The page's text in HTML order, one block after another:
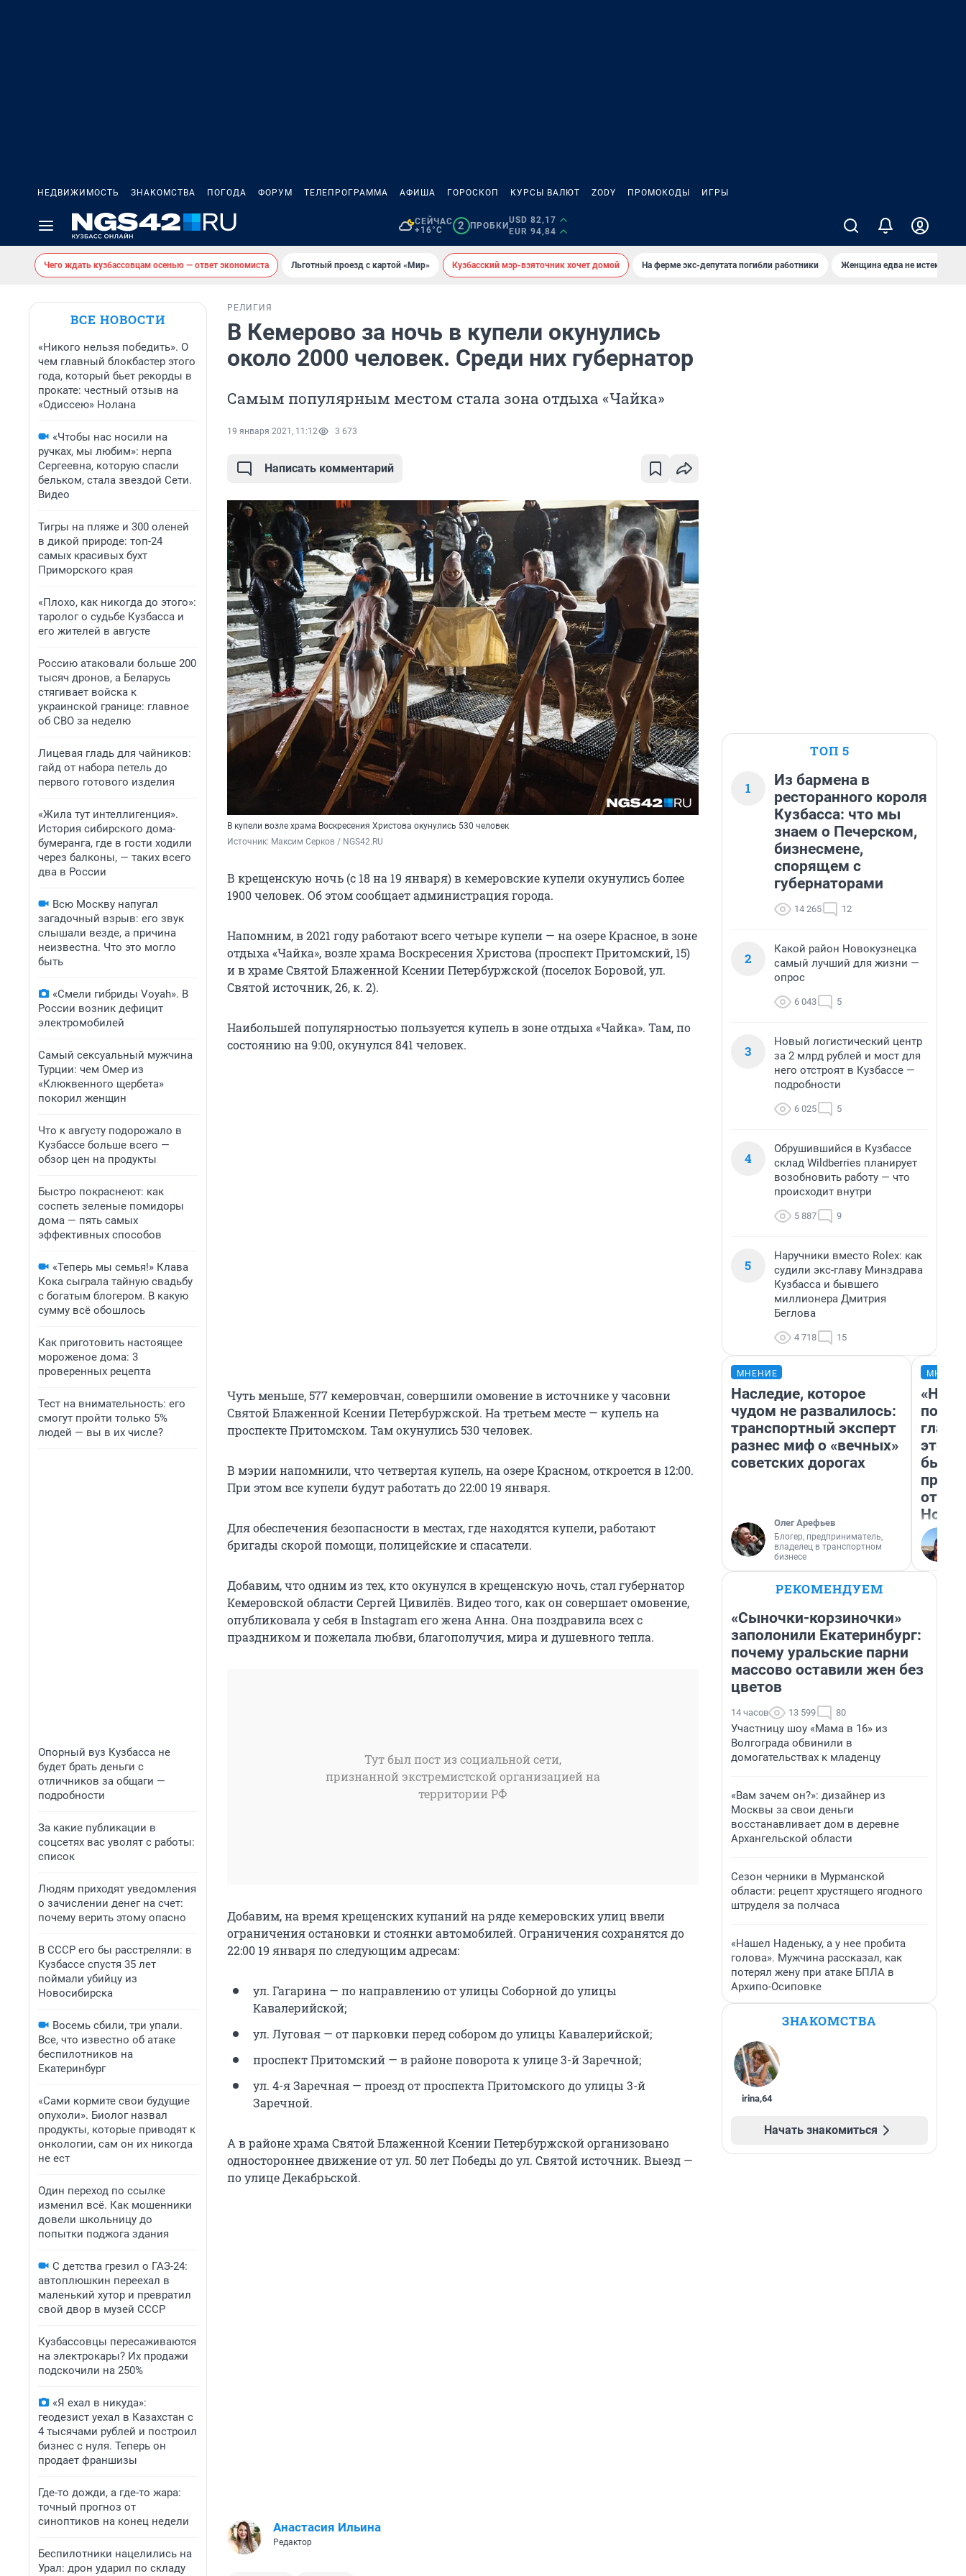
НЕДВИЖИМОСТЬ ЗНАКОМСТВА ПОГОДА ФОРУМ ТЕЛЕПРОГРАММА АФИША ГОРОСКОП КУРСЫ ВАЛЮТ ZODY ПРОМОКОДЫ ИГРЫ
СЕЙЧАС
+16°C
2 ПРОБКИ
USD 82,17
EUR 94,84
Чего ждать кузбассовцам осенью — ответ экономиста Льготный проезд с картой «Мир» Кузбасский мэр-взяточник хочет домой На ферме экс-депутата погибли работники Женщина едва не истекла
ВСЕ НОВОСТИ
«Никого нельзя победить». О
чем главный блокбастер этого
года, который бьет рекорды в
прокате: честный отзыв на
«Одиссею» Нолана
«Чтобы нас носили на
ручках, мы любим»: нерпа
Сергеевна, которую спасли
бельком, стала звездой Сети.
Видео
Тигры на пляже и 300 оленей
в дикой природе: топ-24
самых красивых бухт
Приморского края
«Плохо, как никогда до этого»:
таролог о судьбе Кузбасса и
его жителей в августе
Россию атаковали больше 200
тысяч дронов, а Беларусь
стягивает войска к
украинской границе: главное
об СВО за неделю
Лицевая гладь для чайников:
гайд от набора петель до
первого готового изделия
«Жила тут интеллигенция».
История сибирского дома-
бумеранга, где в гости ходили
через балконы, — таких всего
два в России
Всю Москву напугал
загадочный взрыв: его звук
слышали везде, а причина
неизвестна. Что это могло
быть
«Смели гибриды Voyah». В
России возник дефицит
электромобилей
Самый сексуальный мужчина
Турции: чем Омер из
«Клюквенного щербета»
покорил женщин
Что к августу подорожало в
Кузбассе больше всего —
обзор цен на продукты
Быстро покраснеют: как
соспеть зеленые помидоры
дома — пять самых
эффективных способов
«Теперь мы семья!» Клава
Кока сыграла тайную свадьбу
с богатым блогером. В какую
сумму всё обошлось
Как приготовить настоящее
мороженое дома: 3
проверенных рецепта
Тест на внимательность: его
смогут пройти только 5%
людей — вы в их числе?
Опорный вуз Кузбасса не
будет брать деньги с
отличников за общаги —
подробности
За какие публикации в
соцсетях вас уволят с работы:
список
Людям приходят уведомления
о зачислении денег на счет:
почему верить этому опасно
В СССР его бы расстреляли: в
Кузбассе спустя 35 лет
поймали убийцу из
Новосибирска
Восемь сбили, три упали.
Все, что известно об атаке
беспилотников на
Екатеринбург
«Сами кормите свои будущие
опухоли». Биолог назвал
продукты, которые приводят к
онкологии, сам он их никогда
не ест
Один переход по ссылке
изменил всё. Как мошенники
довели школьницу до
попытки поджога здания
С детства грезил о ГАЗ-24:
автоплюшкин переехал в
маленький хутор и превратил
свой двор в музей СССР
Кузбассовцы пересаживаются
на электрокары? Их продажи
подскочили на 250%
«Я ехал в никуда»:
геодезист уехал в Казахстан с
4 тысячами рублей и построил
бизнес с нуля. Теперь он
продает франшизы
Где-то дожди, а где-то жара:
точный прогноз от
синоптиков на конец недели
Беспилотники нацелились на
Урал: дрон ударил по складу
РЕЛИГИЯ
В Кемерово за ночь в купели окунулись
около 2000 человек. Среди них губернатор
Самым популярным местом стала зона отдыха «Чайка»
19 января 2021, 11:12 3 673
Написать комментарий
В купели возле храма Воскресения Христова окунулись 530 человек
Источник: Максим Серков / NGS42.RU
В крещенскую ночь (с 18 на 19 января) в кемеровские купели окунулись более
1900 человек. Об этом сообщает администрация города.
Напомним, в 2021 году работают всего четыре купели — на озере Красное, в зоне
отдыха «Чайка», возле храма Воскресения Христова (проспект Притомский, 15)
и в храме Святой Блаженной Ксении Петербуржской (поселок Боровой, ул.
Святой источник, 26, к. 2).
Наибольшей популярностью пользуется купель в зоне отдыха «Чайка». Там, по
состоянию на 9:00, окунулся 841 человек.
Чуть меньше, 577 кемеровчан, совершили омовение в источнике у часовни
Святой Блаженной Ксении Петербуржской. На третьем месте — купель на
проспекте Притомском. Там окунулись 530 человек.
В мэрии напомнили, что четвертая купель, на озере Красном, откроется в 12:00.
При этом все купели будут работать до 22:00 19 января.
Для обеспечения безопасности в местах, где находятся купели, работают
бригады скорой помощи, полицейские и спасатели.
Добавим, что одним из тех, кто окунулся в крещенскую ночь, стал губернатор
Кемеровской области Сергей Цивилёв. Видео того, как он совершает омовение,
опубликовала у себя в Instagram его жена Анна. Она поздравила всех с
праздником и пожелала любви, благополучия, мира и душевного тепла.
Тут был пост из социальной сети,
признанной экстремистской организацией на
территории РФ
Добавим, на время крещенских купаний на ряде кемеровских улиц ввели
ограничения остановки и стоянки автомобилей. Ограничения сохранятся до
22:00 19 января по следующим адресам:
ул. Гагарина — по направлению от улицы Соборной до улицы
Кавалерийской;
ул. Луговая — от парковки перед собором до улицы Кавалерийской;
проспект Притомский — в районе поворота к улице 3-й Заречной;
ул. 4-я Заречная — проезд от проспекта Притомского до улицы 3-й
Заречной.
А в районе храма Святой Блаженной Ксении Петербуржской организовано
одностороннее движение от ул. 50 лет Победы до ул. Святой источник. Выезд —
по улице Декабрьской.
Анастасия Ильина
Редактор
ТОП 5
1
Из бармена в
ресторанного короля
Кузбасса: что мы
знаем о Печерском,
бизнесмене,
спорящем с
губернаторами
14 265 12
2
Какой район Новокузнецка
самый лучший для жизни —
опрос
6 043 5
3
Новый логистический центр
за 2 млрд рублей и мост для
него отстроят в Кузбассе —
подробности
6 025 5
4
Обрушившийся в Кузбассе
склад Wildberries планирует
возобновить работу — что
происходит внутри
5 887 9
5
Наручники вместо Rolex: как
судили экс-главу Минздрава
Кузбасса и бывшего
миллионера Дмитрия
Беглова
4 718 15
МНЕНИЕ
Наследие, которое
чудом не развалилось:
транспортный эксперт
разнес миф о «вечных»
советских дорогах
Олег Арефьев
Блогер, предприниматель,
владелец в транспортном
бизнесе
этого
бьет
РЕКОМЕНДУЕМ
«Сыночки-корзиночки»
заполонили Екатеринбург:
почему уральские парни
массово оставили жен без
цветов
14 часов 13 599 80
Участницу шоу «Мама в 16» из
Волгограда обвинили в
домогательствах к младенцу
«Вам зачем он?»: дизайнер из
Москвы за свои деньги
восстанавливает дом в деревне
Архангельской области
Сезон черники в Мурманской
области: рецепт хрустящего ягодного
штруделя за полчаса
«Нашел Наденьку, а у нее пробита
голова». Мужчина рассказал, как
потерял жену при атаке БПЛА в
Архипо-Осиповке
ЗНАКОМСТВА
irina,64
Начать знакомиться